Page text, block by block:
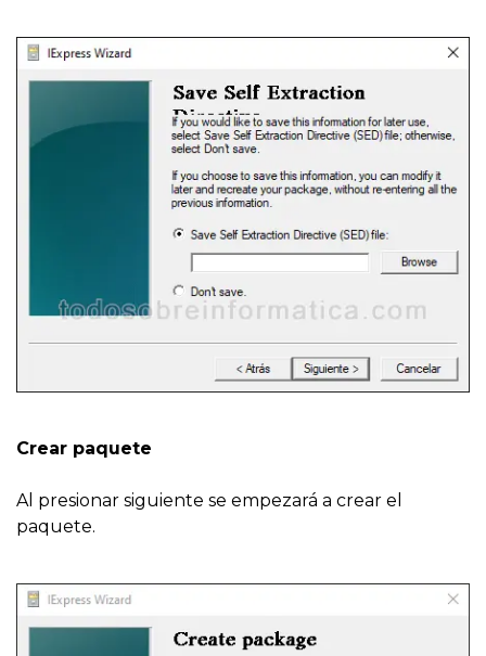
Crear paquete
Al presionar siguiente se empezará a crear el
paquete.